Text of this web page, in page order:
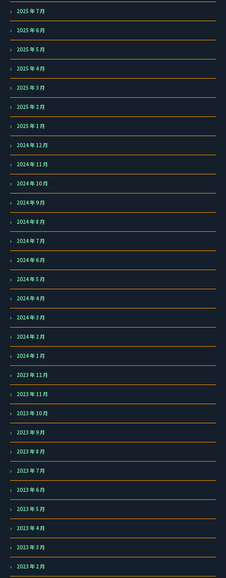
2025 年 7 月
2025 年 6 月
2025 年 5 月
2025 年 4 月
2025 年 3 月
2025 年 2 月
2025 年 1 月
2024 年 12 月
2024 年 11 月
2024 年 10 月
2024 年 9 月
2024 年 8 月
2024 年 7 月
2024 年 6 月
2024 年 5 月
2024 年 4 月
2024 年 3 月
2024 年 2 月
2024 年 1 月
2023 年 12 月
2023 年 11 月
2023 年 10 月
2023 年 9 月
2023 年 8 月
2023 年 7 月
2023 年 6 月
2023 年 5 月
2023 年 4 月
2023 年 3 月
2023 年 2 月